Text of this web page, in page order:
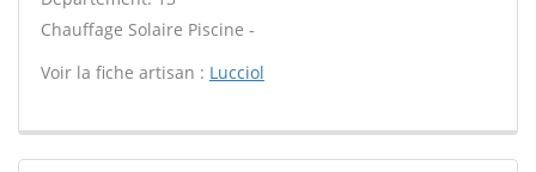
Chauffage Solaire Piscine -
Voir la fiche artisan : Lucciol